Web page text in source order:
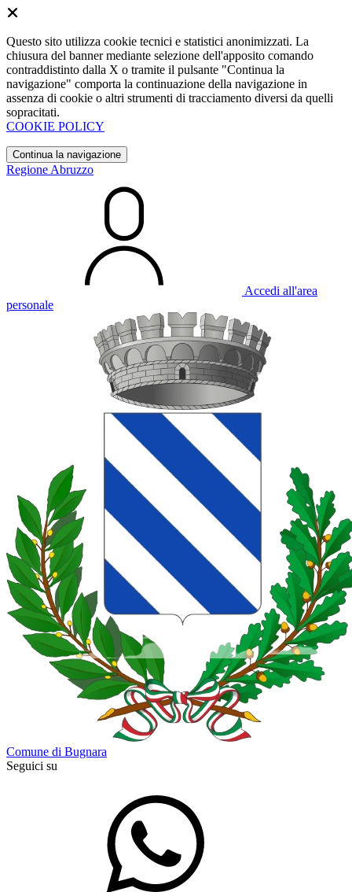
Questo sito utilizza cookie tecnici e statistici anonimizzati. La
chiusura del banner mediante selezione dell'apposito comando
contraddistinto dalla X o tramite il pulsante "Continua la
navigazione" comporta la continuazione della navigazione in
assenza di cookie o altri strumenti di tracciamento diversi da quelli
sopracitati.
COOKIE POLICY
Continua la navigazione
Regione Abruzzo
Accedi all'area
personale
Comune di Bugnara
Seguici su